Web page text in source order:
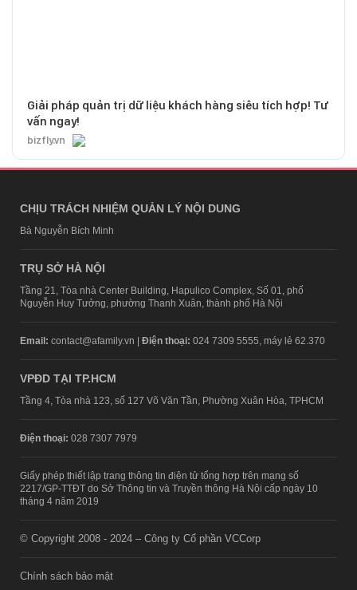
Giải pháp quản trị dữ liệu khách hàng siêu tích hợp! Tư
vấn ngay!
bizfly.vn
CHỊU TRÁCH NHIỆM QUẢN LÝ NỘI DUNG
Bà Nguyễn Bích Minh
TRỤ SỞ HÀ NỘI
Tầng 21, Tòa nhà Center Building, Hapulico Complex, Số 01, phố
Nguyễn Huy Tưởng, phường Thanh Xuân, thành phố Hà Nội
Email: contact@afamily.vn | Điện thoại: 024 7309 5555, máy lẻ 62.370
VPĐD TẠI TP.HCM
Tầng 4, Tòa nhà 123, số 127 Võ Văn Tần, Phường Xuân Hòa, TPHCM
Điện thoại: 028 7307 7979
Giấy phép thiết lập trang thông tin điện tử tổng hợp trên mạng số
2217/GP-TTĐT do Sở Thông tin và Truyền thông Hà Nội cấp ngày 10
tháng 4 năm 2019
© Copyright 2008 - 2024 – Công ty Cổ phần VCCorp
Chính sách bảo mật